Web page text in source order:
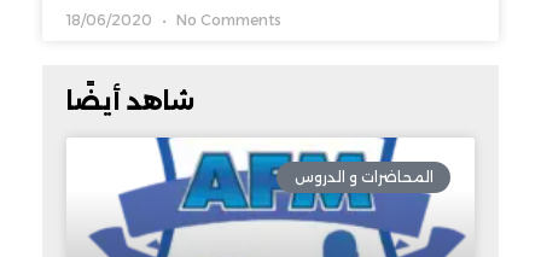
18/06/2020 No Comments
شاهد أيضًا
المحاضرات و الدروس